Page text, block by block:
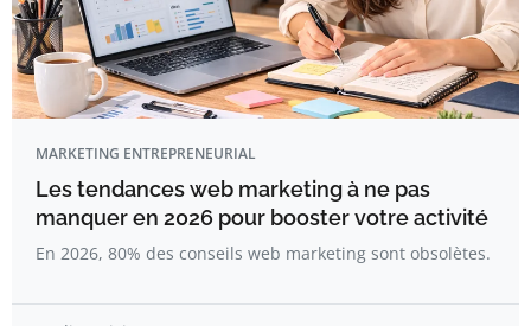
MARKETING ENTREPRENEURIAL
Les tendances web marketing à ne pas
manquer en 2026 pour booster votre activité
En 2026, 80% des conseils web marketing sont obsolètes.